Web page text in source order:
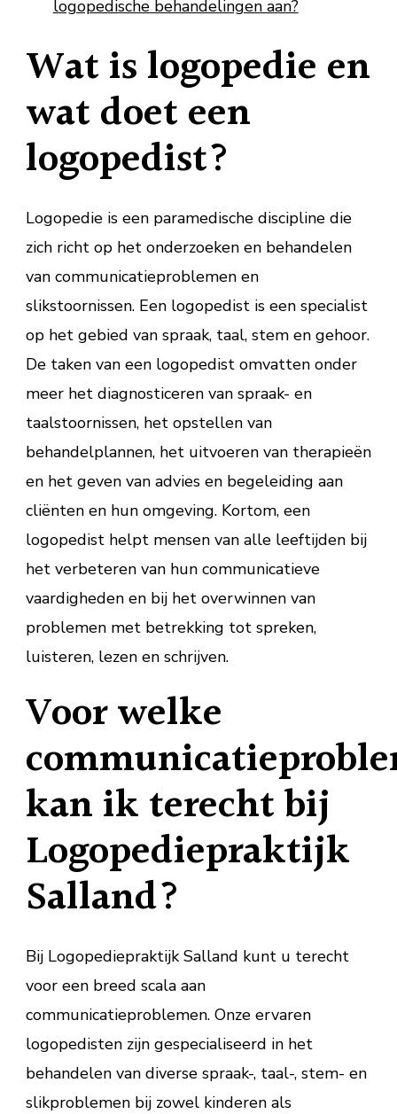
logopedische behandelingen aan?
Wat is logopedie en
wat doet een
logopedist?
Logopedie is een paramedische discipline die
zich richt op het onderzoeken en behandelen
van communicatieproblemen en
slikstoornissen. Een logopedist is een specialist
op het gebied van spraak, taal, stem en gehoor.
De taken van een logopedist omvatten onder
meer het diagnosticeren van spraak- en
taalstoornissen, het opstellen van
behandelplannen, het uitvoeren van therapieën
en het geven van advies en begeleiding aan
cliënten en hun omgeving. Kortom, een
logopedist helpt mensen van alle leeftijden bij
het verbeteren van hun communicatieve
vaardigheden en bij het overwinnen van
problemen met betrekking tot spreken,
luisteren, lezen en schrijven.
Voor welke
kan ik terecht bij
Logopediepraktijk
Salland?
Bij Logopediepraktijk Salland kunt u terecht
voor een breed scala aan
communicatieproblemen. Onze ervaren
logopedisten zijn gespecialiseerd in het
behandelen van diverse spraak-, taal-, stem- en
slikproblemen bij zowel kinderen als